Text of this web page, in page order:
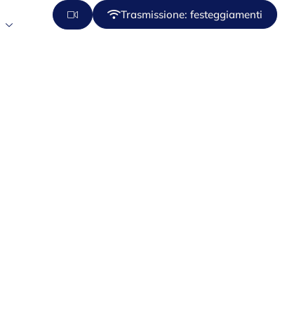
Trasmissione: festeggiamenti